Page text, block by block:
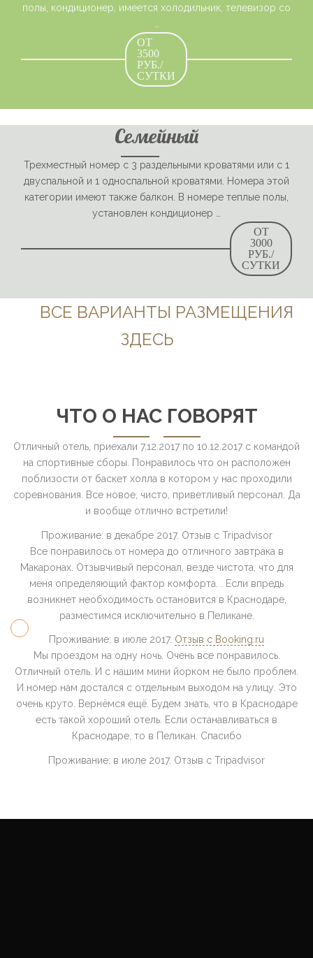
полы, кондиционер, имеется холодильник, телевизор со
ОТ
3500
РУБ./
СУТКИ
Семейный
Трехместный номер с 3 раздельными кроватями или с 1
двуспальной и 1 односпальной кроватями. Номера этой
категории имеют также балкон. В номере теплые полы,
установлен кондиционер …
ОТ
3000
РУБ./
СУТКИ
ВСЕ ВАРИАНТЫ РАЗМЕЩЕНИЯ
ЗДЕСЬ
ЧТО О НАС ГОВОРЯТ
Отличный отель, приехали 7.12.2017 по 10.12.2017 с командой
на спортивные сборы. Понравилось что он расположен
поблизости от баскет холла в котором у нас проходили
соревнования. Все новое, чисто, приветливый персонал. Да
и вообще отлично встретили!
Проживание: в декабре 2017. Отзыв с Tripadvisor
Все понравилось от номера до отличного завтрака в
Макаронах. Отзывчивый персонал, везде чистота, что для
меня определяющий фактор комфорта. . Если впредь
возникнет необходимость остановится в Краснодаре,
разместимся исключительно в Пеликане.
Проживание: в июле 2017. Отзыв с Booking.ru
Мы проездом на одну ночь. Очень все понравилось.
Отличный отель. И с нашим мини йорком не было проблем.
И номер нам достался с отдельным выходом на улицу. Это
очень круто. Вернёмся ещё. Будем знать, что в Краснодаре
есть такой хороший отель. Если останавливаться в
Краснодаре, то в Пеликан. Спасибо
Проживание: в июле 2017. Отзыв с Tripadvisor